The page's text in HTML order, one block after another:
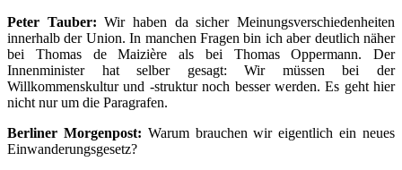
Peter Tauber: Wir haben da sicher Meinungsverschiedenheiten
innerhalb der Union. In manchen Fragen bin ich aber deutlich näher
bei Thomas de Maizière als bei Thomas Oppermann. Der
Innenminister hat selber gesagt: Wir müssen bei der
Willkommenskultur und -struktur noch besser werden. Es geht hier
nicht nur um die Paragrafen.
Berliner Morgenpost: Warum brauchen wir eigentlich ein neues
Einwanderungsgesetz?